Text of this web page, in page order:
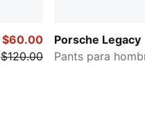
$60.00
$120.00
Porsche Legacy
Pants para